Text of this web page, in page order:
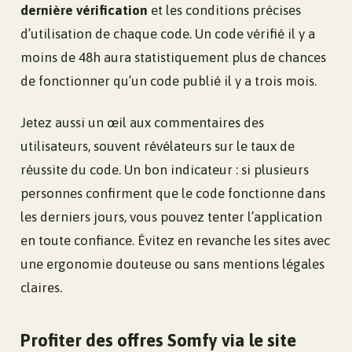
dernière vérification et les conditions précises
d’utilisation de chaque code. Un code vérifié il y a
moins de 48h aura statistiquement plus de chances
de fonctionner qu’un code publié il y a trois mois.
Jetez aussi un œil aux commentaires des
utilisateurs, souvent révélateurs sur le taux de
réussite du code. Un bon indicateur : si plusieurs
personnes confirment que le code fonctionne dans
les derniers jours, vous pouvez tenter l’application
en toute confiance. Évitez en revanche les sites avec
une ergonomie douteuse ou sans mentions légales
claires.
Profiter des offres Somfy via le site